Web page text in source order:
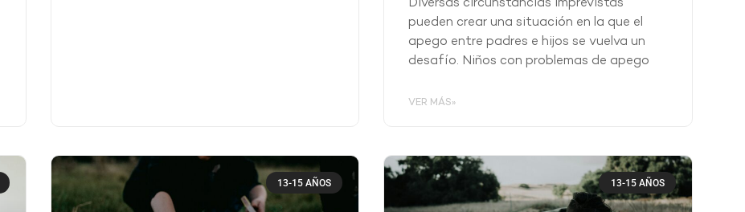
Diversas circunstancias imprevistas
pueden crear una situación en la que el
apego entre padres e hijos se vuelva un
desafío. Niños con problemas de apego
VER MÁS»
13-15 AÑOS 13-15 AÑOS